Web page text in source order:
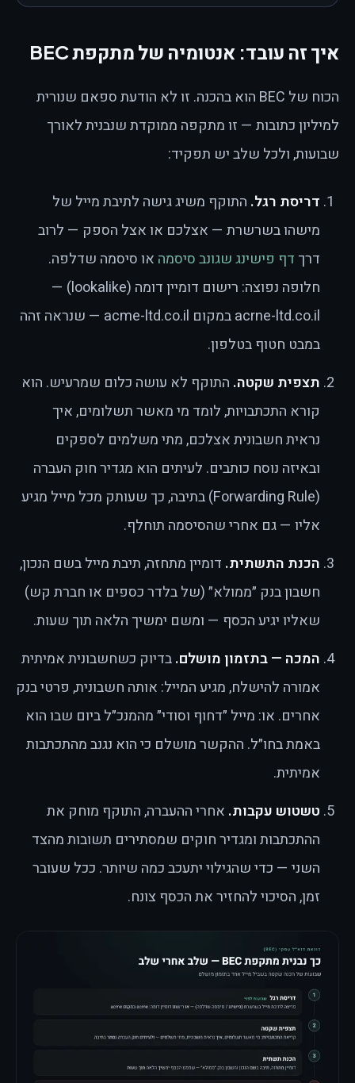
איך זה עובד: אנטומיה של מתקפת BEC
הכוח של BEC הוא בהכנה. זו לא הודעת ספאם שנורית
למיליון כתובות — זו מתקפה ממוקדת שנבנית לאורך
שבועות, ולכל שלב יש תפקיד:
דריסת רגל. התוקף משיג גישה לתיבת מייל של
מישהו בשרשרת — אצלכם או אצל הספק — לרוב
דרךדף פישינג שגונב סיסמה או סיסמה שדלפה.
חלופה נפוצה: רישום דומיין דומה (lookalike) —
acrne-ltd.co.il במקום acme-ltd.co.il — שנראה זהה
במבט חטוף בטלפון.
תצפית שקטה. התוקף לא עושה כלום שמרעיש. הוא
קורא התכתבויות, לומד מי מאשר תשלומים, איך
נראית חשבונית אצלכם, מתי משלמים לספקים
ובאיזה נוסח כותבים. לעיתים הוא מגדיר חוק העברה
(Forwarding Rule) בתיבה, כך שעותק מכל מייל מגיע
אליו — גם אחרי שהסיסמה תוחלף.
הכנת התשתית. דומיין מתחזה, תיבת מייל בשם הנכון,
חשבון בנק ״ממולא״ (של בלדר כספים או חברת קש)
שאליו יגיע הכסף — ומשם ימשיך הלאה תוך שעות.
המכה — בתזמון מושלם.בדיוק כשחשבונית אמיתית
אמורה להישלח, מגיע המייל: אותה חשבונית, פרטי בנק
אחרים. או: מייל ״דחוף וסודי״ מהמנכ״ל ביום שבו הוא
באמת בחו״ל. ההקשר מושלם כי הוא נגנב מהתכתבות
אמיתית.
טשטוש עקבות. אחרי ההעברה, התוקף מוחק את
ההתכתבות ומגדיר חוקים שמסתירים תשובות מהצד
השני — כדי שהגילוי יתעכב כמה שיותר. ככל שעובר
זמן, הסיכוי להחזיר את הכסף צונח.